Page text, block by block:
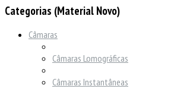
Categorias (Material Novo)
Câmaras
Câmaras Lomográficas
Câmaras Instantâneas